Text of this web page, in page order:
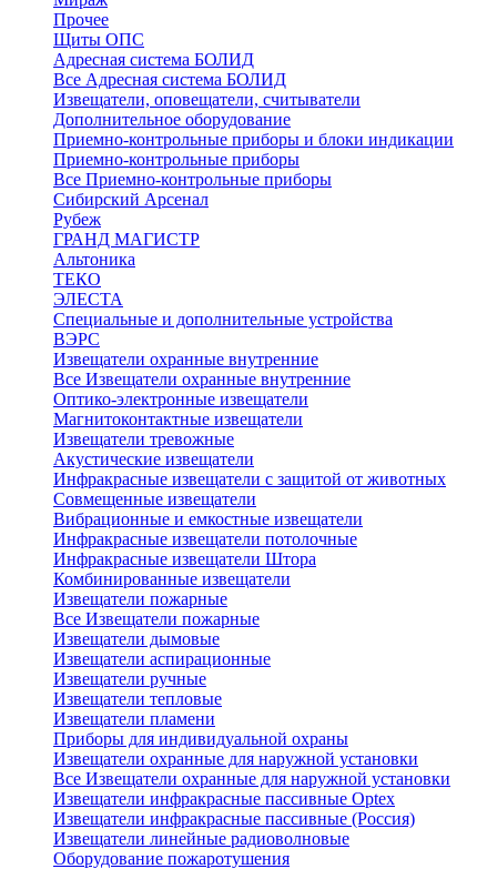
Прочее
Щиты ОПС
Адресная система БОЛИД
Все Адресная система БОЛИД
Извещатели, оповещатели, считыватели
Дополнительное оборудование
Приемно-контрольные приборы и блоки индикации
Приемно-контрольные приборы
Все Приемно-контрольные приборы
Сибирский Арсенал
Рубеж
ГРАНД МАГИСТР
Альтоника
ТЕКО
ЭЛЕСТА
Специальные и дополнительные устройства
ВЭРС
Извещатели охранные внутренние
Все Извещатели охранные внутренние
Оптико-электронные извещатели
Магнитоконтактные извещатели
Извещатели тревожные
Акустические извещатели
Инфракрасные извещатели с защитой от животных
Совмещенные извещатели
Вибрационные и емкостные извещатели
Инфракрасные извещатели потолочные
Инфракрасные извещатели Штора
Комбинированные извещатели
Извещатели пожарные
Все Извещатели пожарные
Извещатели дымовые
Извещатели аспирационные
Извещатели ручные
Извещатели тепловые
Извещатели пламени
Приборы для индивидуальной охраны
Извещатели охранные для наружной установки
Все Извещатели охранные для наружной установки
Извещатели инфракрасные пассивные Optex
Извещатели инфракрасные пассивные (Россия)
Извещатели линейные радиоволновые
Оборудование пожаротушения